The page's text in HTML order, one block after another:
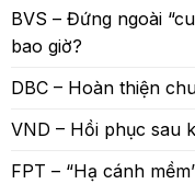
BVS – Đứng ngoài
bao giờ?
DBC – Hoàn thiện
VND – Hồi phục sau
FPT – “Hạ cánh